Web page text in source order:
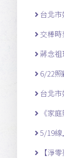
台北
交棒
蔣念祖
6/22照
台北
《家
5/19線
【淨